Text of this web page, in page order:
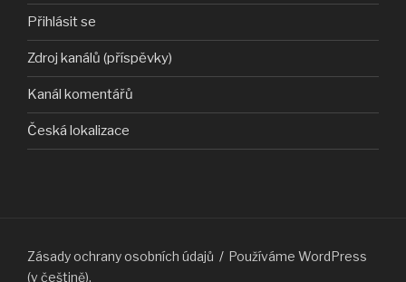
Přihlásit se
Zdroj kanálů (příspěvky)
Kanál komentářů
Česká lokalizace
Zásady ochrany osobních údajů
Používáme WordPress
(v češtině).